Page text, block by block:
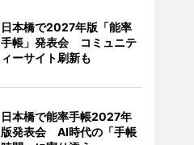
日本橋で2027年版「能率
手帳」発表会 コミュニテ
ィーサイト刷新も
日本橋で能率手帳2027年
版発表会 AI時代の「手帳